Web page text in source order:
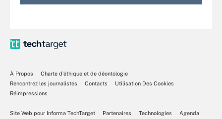
À Propos
Charte d’éthique et de déontologie
Rencontrez les journalistes
Contacts
Utilisation Des Cookies
Réimpressions
Site Web pour Informa TechTarget Partenaires Technologies Agenda